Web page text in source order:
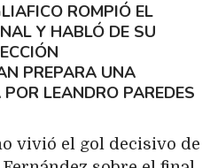
ROMPIÓ EL
Y HABLÓ DE SU
PREPARA UNA
LEANDRO PAREDES
vivió el gol decisivo de